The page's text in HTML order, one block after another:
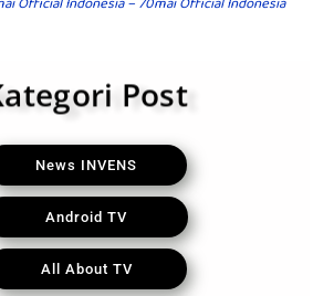
Post
News INVENS
Android TV
All About TV